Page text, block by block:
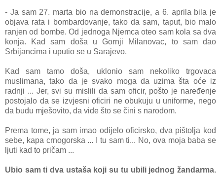
- Ja sam 27. marta bio na demonstracije, a 6. aprila bila je
objava rata i bombardovanje, tako da sam, taput, bio malo
ranjen od bombe. Od jednoga Njemca oteo sam kola sa dva
konja. Kad sam doša u Gornji Milanovac, to sam dao
Srbijancima i uputio se u Sarajevo.
Kad sam tamo doša, uklonio sam nekoliko trgovaca
muslimana, tako da je svako moga da uzima šta oće iz
radnji ... Jer, svi su mislili da sam oficir, pošto je naređenje
postojalo da se izvjesni oficiri ne obukuju u uniforme, nego
da budu mješovito, da vide što se čini s narodom.
Prema tome, ja sam imao odijelo oficirsko, dva pištolja kod
sebe, kapa crnogorska ... I tu sam ti... No, ova moja baba se
ljuti kad to pričam ...
Ubio sam ti dva ustaša koji su tu ubili jednog žandarma.